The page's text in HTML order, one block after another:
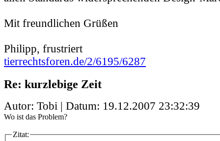
Mit freundlichen Grüßen
Philipp, frustriert
tierrechtsforen.de/2/6195/6287
Re: kurzlebige Zeit
Autor: Tobi | Datum: 19.12.2007 23:32:39
Wo ist das Problem?
Zitat: